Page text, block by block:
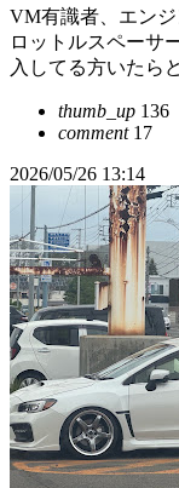
VM有識者、エン
ロットルスペーサ
入してる方いたら
thumb_up 136
comment17
2026/05/26 13:14